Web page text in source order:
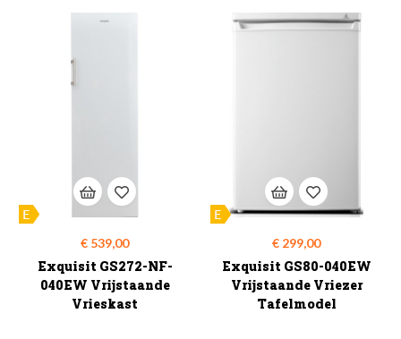
Prijs
€ 539,00
Exquisit GS272-NF-
040EW Vrijstaande
Vrieskast
Prijs
€ 299,00
Exquisit GS80-040EW
Vrijstaande Vriezer
Tafelmodel
‹